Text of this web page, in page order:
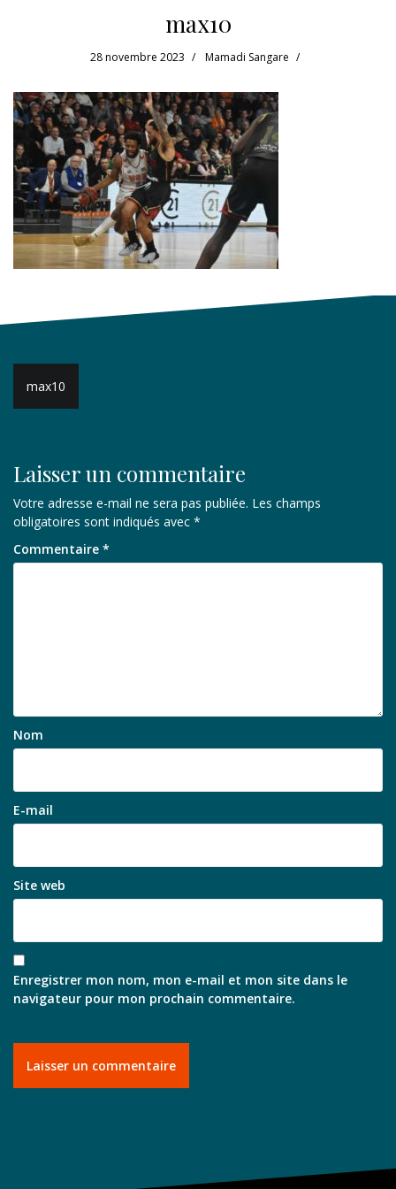
max10
28 novembre 2023 Mamadi Sangare
Navigation
de
max10
Laisser un commentaire
Votre adresse e-mail ne sera pas publiée. Les champs
obligatoires sont indiqués avec *
Commentaire *
Nom
E-mail
Site web
Enregistrer mon nom, mon e-mail et mon site dans le
navigateur pour mon prochain commentaire.